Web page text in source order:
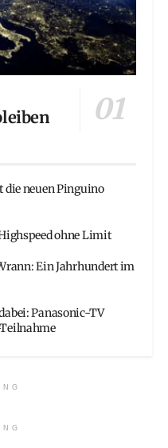
die neuen Pinguino
ohne Limit
Ein Jahrhundert im
Panasonic-TV